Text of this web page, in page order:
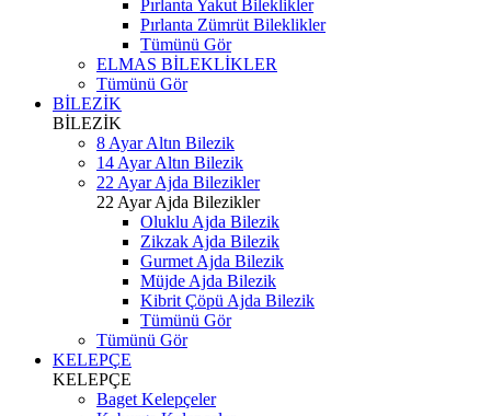
Pırlanta Yakut Bileklikler
Pırlanta Zümrüt Bileklikler
Tümünü Gör
ELMAS BİLEKLİKLER
Tümünü Gör
BİLEZİK
BİLEZİK
8 Ayar Altın Bilezik
14 Ayar Altın Bilezik
22 Ayar Ajda Bilezikler
22 Ayar Ajda Bilezikler
Oluklu Ajda Bilezik
Zikzak Ajda Bilezik
Gurmet Ajda Bilezik
Müjde Ajda Bilezik
Kibrit Çöpü Ajda Bilezik
Tümünü Gör
Tümünü Gör
KELEPÇE
KELEPÇE
Baget Kelepçeler